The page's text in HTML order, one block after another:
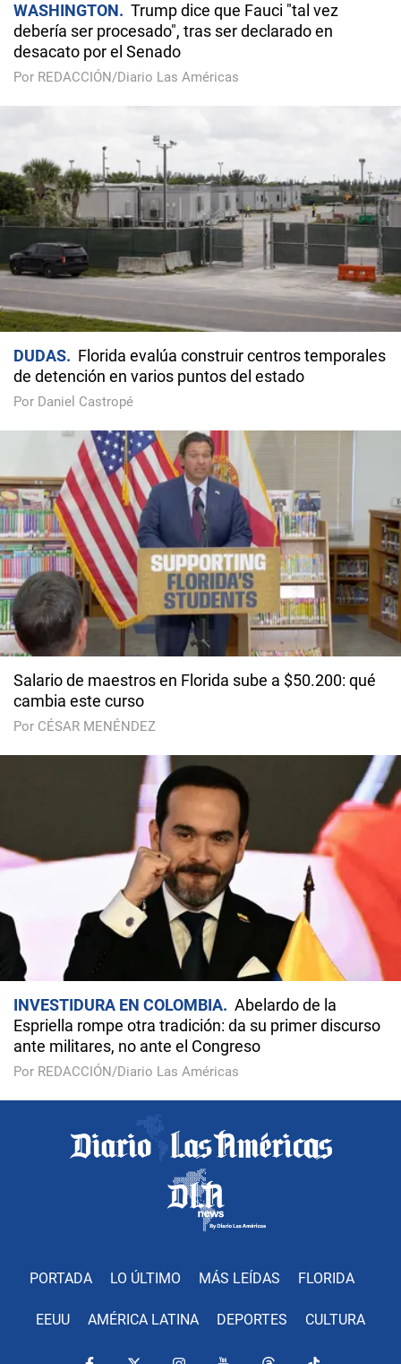
WASHINGTON
Trump dice que Fauci "tal vez
debería ser procesado", tras ser declarado en
desacato por el Senado
Por REDACCIÓN/Diario Las Américas
DUDAS
Florida evalúa construir centros temporales
de detención en varios puntos del estado
Por Daniel Castropé
Salario de maestros en Florida sube a $50.200: qué
cambia este curso
Por CÉSAR MENÉNDEZ
INVESTIDURA EN COLOMBIA
Abelardo de la
Espriella rompe otra tradición: da su primer discurso
ante militares, no ante el Congreso
Por REDACCIÓN/Diario Las Américas
PORTADA LO ÚLTIMO MÁS LEÍDAS FLORIDA
EEUU AMÉRICA LATINA DEPORTES CULTURA